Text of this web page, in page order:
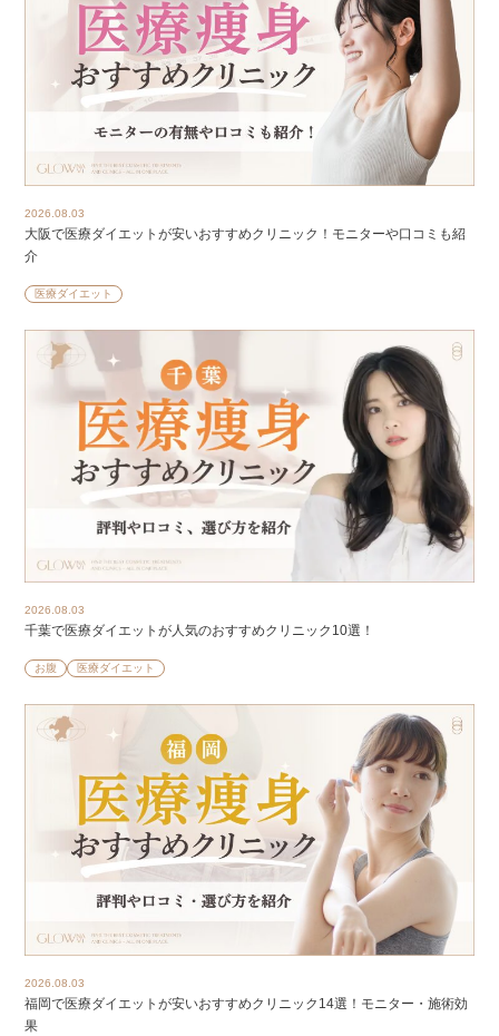
2026.08.03
大阪で医療ダイエットが安いおすすめクリニック！モニターや口コミも紹
介
医療ダイエット
2026.08.03
千葉で医療ダイエットが人気のおすすめクリニック10選！
お腹 医療ダイエット
2026.08.03
福岡で医療ダイエットが安いおすすめクリニック14選！モニター・施術効
果